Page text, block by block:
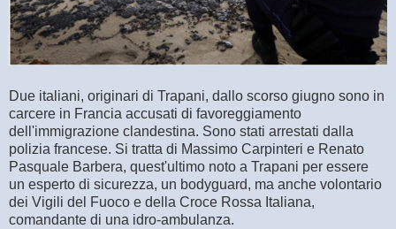
Due italiani, originari di Trapani, dallo scorso giugno sono in
carcere in Francia accusati di favoreggiamento
dell'immigrazione clandestina. Sono stati arrestati dalla
polizia francese. Si tratta di Massimo Carpinteri e Renato
Pasquale Barbera, quest'ultimo noto a Trapani per essere
un esperto di sicurezza, un bodyguard, ma anche volontario
dei Vigili del Fuoco e della Croce Rossa Italiana,
comandante di una idro-ambulanza.